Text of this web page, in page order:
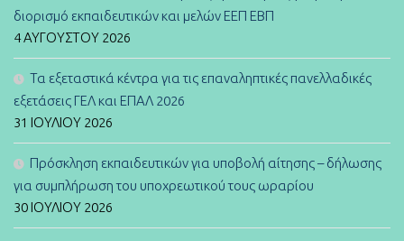
διορισμό εκπαιδευτικών και μελών ΕΕΠ ΕΒΠ
4 ΑΥΓΟΎΣΤΟΥ 2026
Τα εξεταστικά κέντρα για τις επαναληπτικές πανελλαδικές
εξετάσεις ΓΕΛ και ΕΠΑΛ 2026
31 ΙΟΥΛΊΟΥ 2026
Πρόσκληση εκπαιδευτικών για υποβολή αίτησης – δήλωσης
για συμπλήρωση του υποχρεωτικού τους ωραρίου
30 ΙΟΥΛΊΟΥ 2026